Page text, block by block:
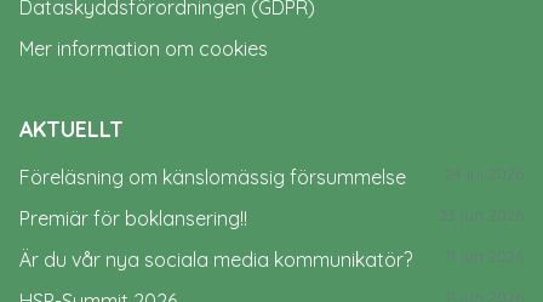
Dataskyddsförordningen (GDPR)
Mer information om cookies
AKTUELLT
Föreläsning om känslomässig försummelse 24 jul 2026
Premiär för boklansering!! 23 jun 2026
Är du vår nya sociala media kommunikatör? 11 jun 2026
11 jun 2026